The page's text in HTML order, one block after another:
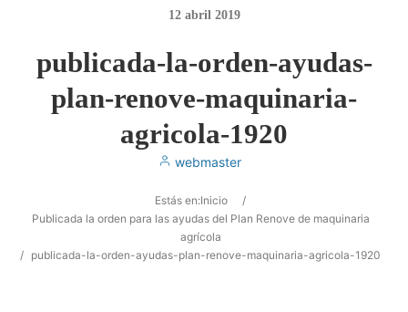
12 abril 2019
publicada-la-orden-ayudas-
plan-renove-maquinaria-
agricola-1920
webmaster
Estás en:Inicio
/
Publicada la orden para las ayudas del Plan Renove de maquinaria
agrícola
/ publicada-la-orden-ayudas-plan-renove-maquinaria-agricola-1920